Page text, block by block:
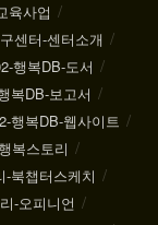
육사업
센터-센터소개
행복DB-도서
복DB-보고서
행복DB-웹사이트
복스토리
-북챕터스케치
-오피니언